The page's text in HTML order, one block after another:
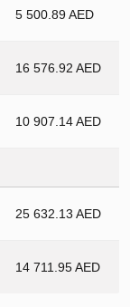
5 500.89 AED
16 576.92 AED
10 907.14 AED
25 632.13 AED
14 711.95 AED